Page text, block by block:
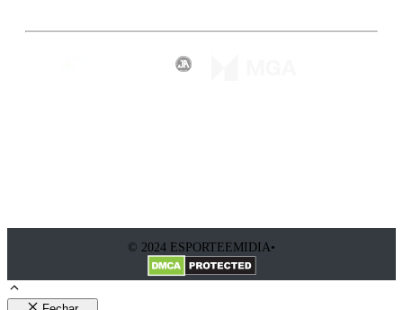
© 2024 ESPORTEEMIDIA•